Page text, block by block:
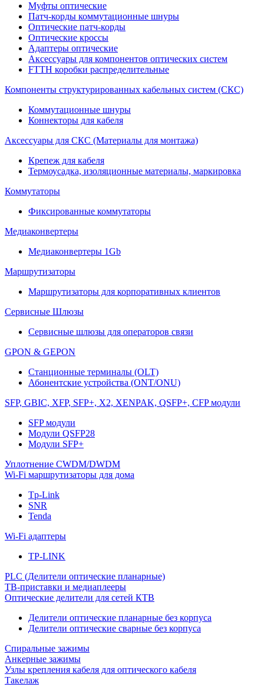
Муфты оптические
Патч-корды коммутационные шнуры
Оптические патч-корды
Оптические кроссы
Адаптеры оптические
Аксессуары для компонентов оптических систем
FTTH коробки распределительные
Компоненты структурированных кабельных систем (СКС)
Коммутационные шнуры
Коннекторы для кабеля
Аксессуары для СКС (Материалы для монтажа)
Крепеж для кабеля
Термоусадка, изоляционные материалы, маркировка
Коммутаторы
Фиксированные коммутаторы
Медиаконвертеры
Медиаконвертеры 1Gb
Маршрутизаторы
Маршрутизаторы для корпоративных клиентов
Сервисные Шлюзы
Сервисные шлюзы для операторов связи
GPON & GEPON
Станционные терминалы (OLT)
Абонентские устройства (ONT/ONU)
SFP, GBIC, XFP, SFP+, X2, XENPAK, QSFP+, CFP модули
SFP модули
Модули QSFP28
Модули SFP+
Уплотнение CWDM/DWDM
Wi-Fi маршрутизаторы для дома
Tp-Link
SNR
Tenda
Wi-Fi адаптеры
TP-LINK
PLC (Делители оптические планарные)
ТВ-приставки и медиаплееры
Оптические делители для сетей КТВ
Делители оптические планарные без корпуса
Делители оптические сварные без корпуса
Спиральные зажимы
Анкерные зажимы
Узлы крепления кабеля для оптического кабеля
Такелаж